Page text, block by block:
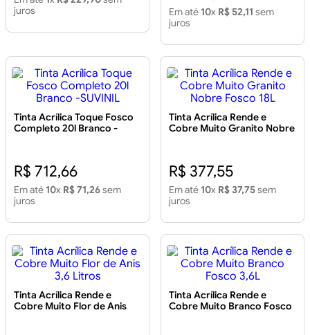
juros
Em até 10x R$ 52,11 sem
juros
Tinta Acrílica Toque Fosco
Completo 20l Branco -
R$ 712,66
Em até 10x R$ 71,26sem
juros
Tinta Acrílica Rende e
Cobre Muito Granito Nobre
R$ 377,55
Em até 10x R$ 37,75sem
juros
Tinta Acrílica Rende e
Cobre Muito Flor de Anis
Tinta Acrílica Rende e
Cobre Muito Branco Fosco